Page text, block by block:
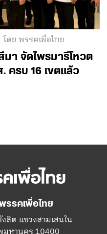
โดย พรรคเพื่อไทย
า จัดไพรมารีโหวต
ครบ 16 เขตแล้ว
รรคเพื่อไทย
สิต แขวงสามเสนใน